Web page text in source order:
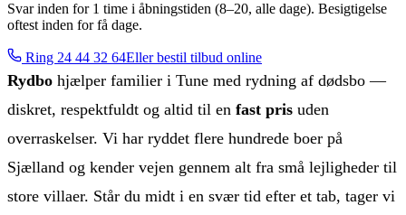
Svar inden for 1 time i åbningstiden (8–20, alle dage). Besigtigelse
oftest inden for få dage.
Ring 24 44 32 64Eller bestil tilbud online
Rydbo hjælper familier i Tune med rydning af dødsbo —
diskret, respektfuldt og altid til en fast pris uden
overraskelser. Vi har ryddet flere hundrede boer på
Sjælland og kender vejen gennem alt fra små lejligheder til
store villaer. Står du midt i en svær tid efter et tab, tager vi